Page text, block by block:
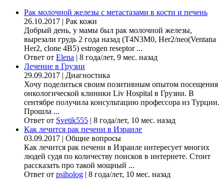
Рак молочной железы с метастазами в кости и печень
26.10.2017 | Рак кожи
Добрый день, у мамы был рак молочной железы,
вырезали грудь 2 года назад (Т4N3M0, Her2/neo(Ventana
Her2, clone 4B5) estrogen reseptor ...
Ответ от Elena | 8 года/лет, 9 мес. назад
Лечение в Грузии
29.09.2017 | Диагностика
Хочу поделиться своим позитивным опытом посещения
онкологической клиники Liv Hospital в Грузии. В
сентябре получила консультацию профессора из Турции.
Прошла ...
Ответ от Svetik555 | 8 года/лет, 10 мес. назад
Как лечится рак печени в Израиле
03.09.2017 | Общие вопросы
Как лечится рак печени в Израиле интересует многих
людей судя по количеству поисков в интернете. Стоит
рассказать про такой мощный ...
Ответ от psiholog | 8 года/лет, 10 мес. назад